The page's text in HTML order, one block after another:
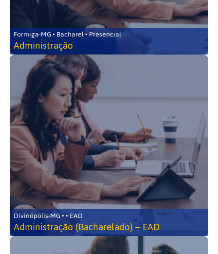
Formiga-MG • Bacharel • Presencial
Administração
Divinópolis-MG • • EAD
Administração (Bacharelado) – EAD